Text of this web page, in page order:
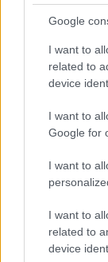
Google
I want to
related to
device
I want to
Google for
I want to
I want to
related to
device
della tv”),
divertito
Certo l’attore
mani avanti.
show, se poi
certo
comunque
successo di
Fiorello
papera, non